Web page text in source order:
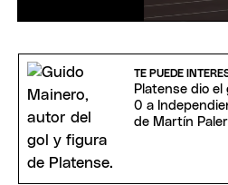
of
24
seconds
TE PUEDE
Platense dio el
0 a
de Martín